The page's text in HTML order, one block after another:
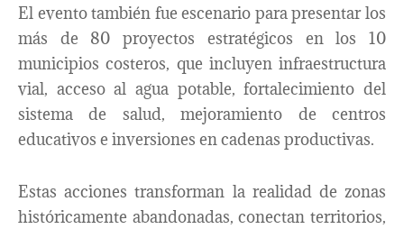
El evento también fue escenario para presentar los
más de 80 proyectos estratégicos en los 10
municipios costeros, que incluyen infraestructura
vial, acceso al agua potable, fortalecimiento del
sistema de salud, mejoramiento de centros
educativos e inversiones en cadenas productivas.
Estas acciones transforman la realidad de zonas
históricamente abandonadas, conectan territorios,